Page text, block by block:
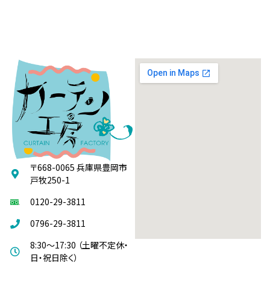
〒668-0065 兵庫県豊岡市
戸牧250-1
0120-29-3811
0796-29-3811
8:30～17:30 （土曜不定休・
日・祝日除く）